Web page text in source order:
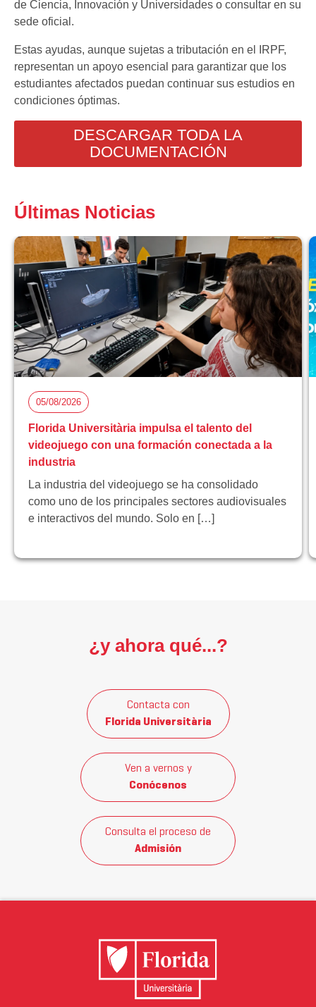
de Ciencia, Innovación y Universidades o consultar en su
sede oficial.
Estas ayudas, aunque sujetas a tributación en el IRPF,
representan un apoyo esencial para garantizar que los
estudiantes afectados puedan continuar sus estudios en
condiciones óptimas.
DESCARGAR TODA LA
DOCUMENTACIÓN
Últimas Noticias
05/08/2026
Florida Universitària impulsa el talento del
videojuego con una formación conectada a la
industria
La industria del videojuego se ha consolidado
como uno de los principales sectores audiovisuales
e interactivos del mundo. Solo en […]
¿y ahora qué...?
Contacta con
Florida Universitària
Ven a vernos y
Conócenos
Consulta el proceso de
Admisión